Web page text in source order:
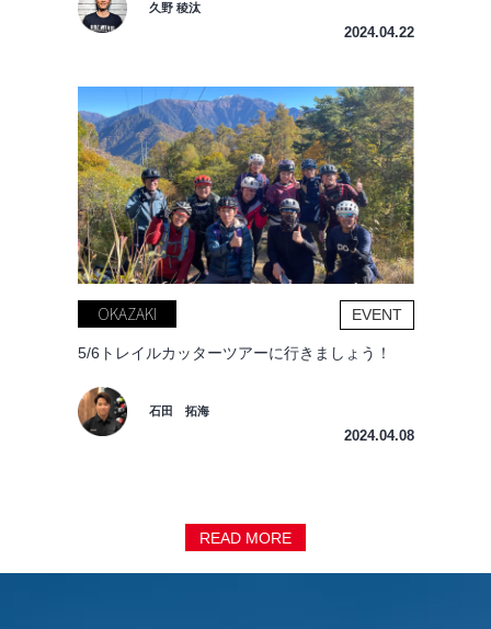
久野 稜汰
2024.04.22
OKAZAKI EVENT
5/6トレイルカッターツアーに行きましょう！
石田 拓海
2024.04.08
READ MORE